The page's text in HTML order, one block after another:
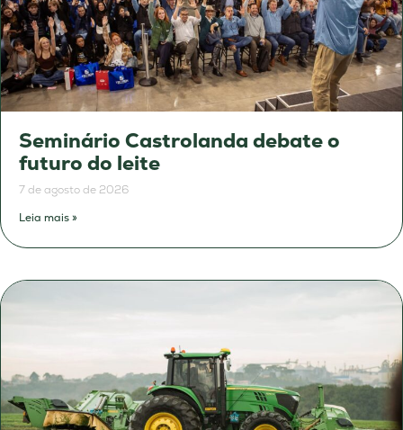
Seminário Castrolanda debate o
futuro do leite
7 de agosto de 2026
Leia mais »